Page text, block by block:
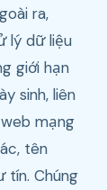
ra,
lý dữ liệu
giới hạn
sinh, liên
mạng
tên
tín. Chúng